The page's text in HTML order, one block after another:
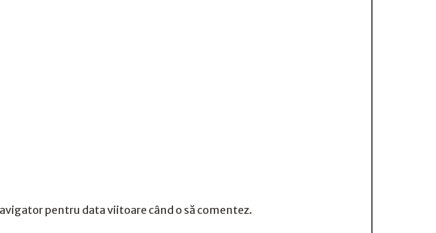
pentru data viitoare când o să comentez.